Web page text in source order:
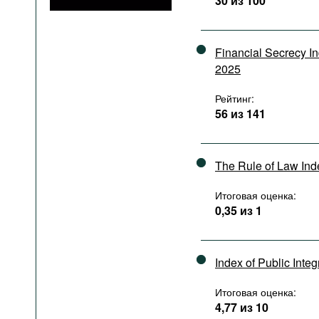
Financial Secrecy
2025
Рейтинг:
56 из 141
The Rule of Law
Итоговая оценка:
0,35 из 1
Index of Public
Итоговая оценка:
4,77 из 10